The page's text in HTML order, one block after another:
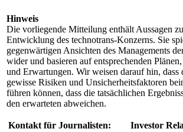
Hinweis
Die vorliegende Mitteilung enthält Aussagen
Entwicklung des technotrans-Konzerns. Sie
gegenwärtigen Ansichten des Managements
wider und basieren auf entsprechenden
und Erwartungen. Wir weisen darauf hin, dass
gewisse Risiken und Unsicherheitsfaktoren
führen können, dass die tatsächlichen
den erwarteten abweichen.
Kontakt für Journalisten:
Investor